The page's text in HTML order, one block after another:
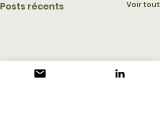
Posts récents Voir tout